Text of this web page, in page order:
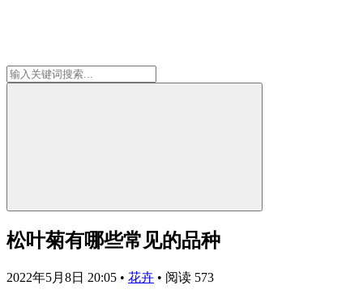
松叶菊有哪些常见的品种
2022年5月8日 20:05 • 花卉 • 阅读 573